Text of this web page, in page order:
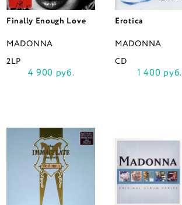
Finally Enough Love
MADONNA
2LP
4 900 руб.
Erotica
MADONNA
CD
1 400 руб.